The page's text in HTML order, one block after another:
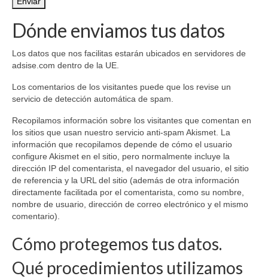
Dónde enviamos tus datos
Los datos que nos facilitas estarán ubicados en servidores de
adsise.com dentro de la UE.
Los comentarios de los visitantes puede que los revise un
servicio de detección automática de spam.
Recopilamos información sobre los visitantes que comentan en
los sitios que usan nuestro servicio anti-spam Akismet. La
información que recopilamos depende de cómo el usuario
configure Akismet en el sitio, pero normalmente incluye la
dirección IP del comentarista, el navegador del usuario, el sitio
de referencia y la URL del sitio (además de otra información
directamente facilitada por el comentarista, como su nombre,
nombre de usuario, dirección de correo electrónico y el mismo
comentario).
Cómo protegemos tus datos.
Qué procedimientos utilizamos